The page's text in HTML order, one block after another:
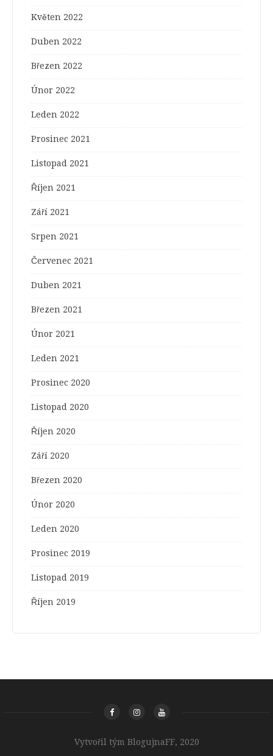
Květen 2022
Duben 2022
Březen 2022
Únor 2022
Leden 2022
Prosinec 2021
Listopad 2021
Říjen 2021
Září 2021
Srpen 2021
Červenec 2021
Duben 2021
Březen 2021
Únor 2021
Leden 2021
Prosinec 2020
Listopad 2020
Říjen 2020
Září 2020
Březen 2020
Únor 2020
Leden 2020
Prosinec 2019
Listopad 2019
Říjen 2019
Vytvořil tým BlogujnaFF, 2020